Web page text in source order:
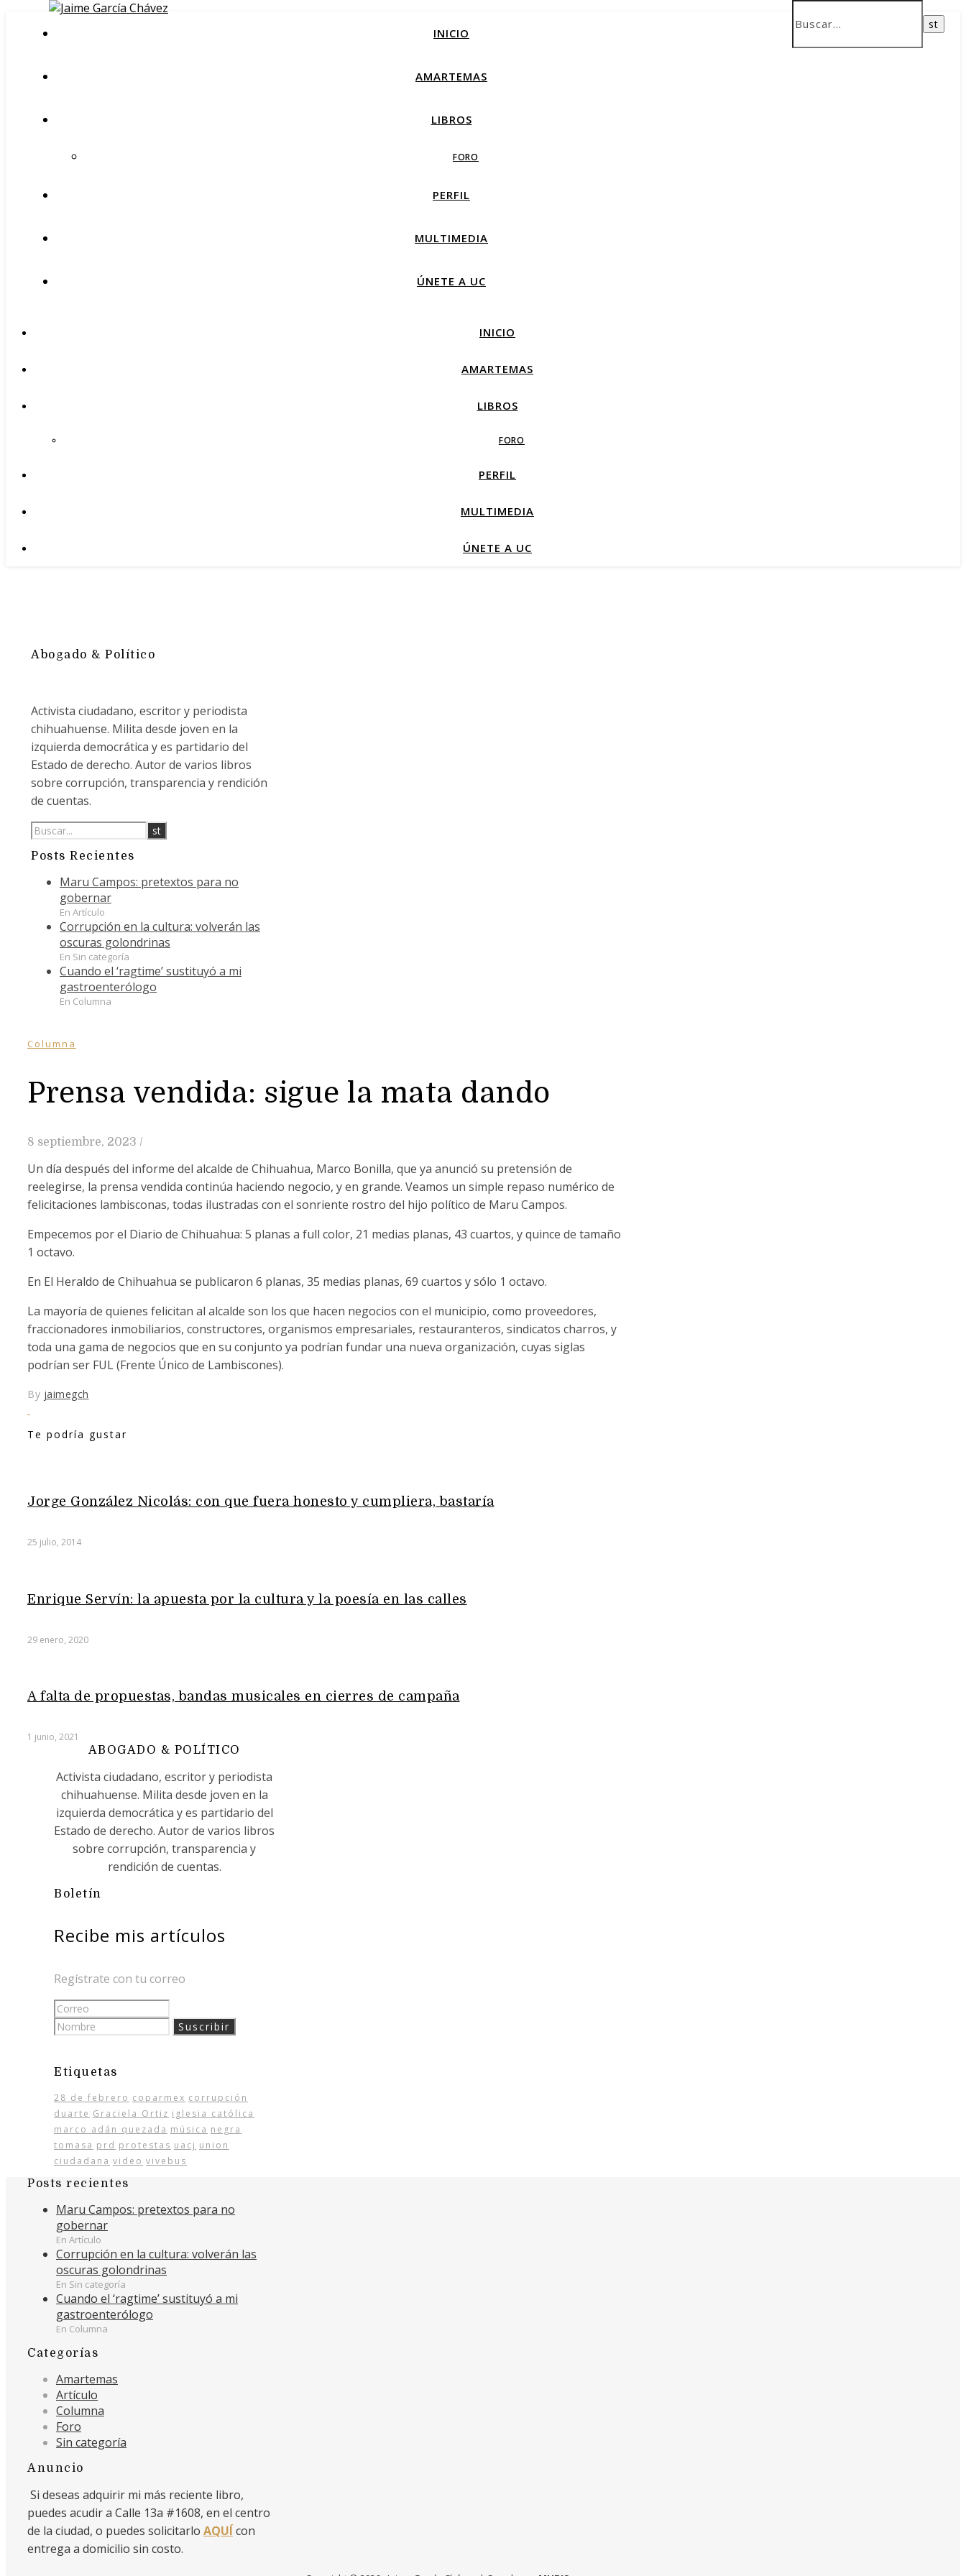
INICIO
AMARTEMAS
LIBROS
FORO
PERFIL
MULTIMEDIA
ÚNETE A UC
INICIO
AMARTEMAS
LIBROS
FORO
PERFIL
MULTIMEDIA
ÚNETE A UC
Abogado & Político
Activista ciudadano, escritor y periodista
chihuahuense. Milita desde joven en la
izquierda democrática y es partidario del
Estado de derecho. Autor de varios libros
sobre corrupción, transparencia y rendición
de cuentas.
Posts Recientes
Maru Campos: pretextos para no
gobernar
En Artículo
Corrupción en la cultura: volverán las
oscuras golondrinas
En Sin categoría
Cuando el ‘ragtime’ sustituyó a mi
gastroenterólogo
En Columna
Columna
Prensa vendida: sigue la mata dando
8 septiembre, 2023 /
Un día después del informe del alcalde de Chihuahua, Marco Bonilla, que ya anunció su pretensión de
reelegirse, la prensa vendida continúa haciendo negocio, y en grande. Veamos un simple repaso numérico de
felicitaciones lambisconas, todas ilustradas con el sonriente rostro del hijo político de Maru Campos.
Empecemos por el Diario de Chihuahua: 5 planas a full color, 21 medias planas, 43 cuartos, y quince de tamaño
1 octavo.
En El Heraldo de Chihuahua se publicaron 6 planas, 35 medias planas, 69 cuartos y sólo 1 octavo.
La mayoría de quienes felicitan al alcalde son los que hacen negocios con el municipio, como proveedores,
fraccionadores inmobiliarios, constructores, organismos empresariales, restauranteros, sindicatos charros, y
toda una gama de negocios que en su conjunto ya podrían fundar una nueva organización, cuyas siglas
podrían ser FUL (Frente Único de Lambiscones).
By jaimegch
Te podría gustar
Jorge González Nicolás: con que fuera honesto y cumpliera, bastaría
25 julio, 2014
Enrique Servín: la apuesta por la cultura y la poesía en las calles
29 enero, 2020
A falta de propuestas, bandas musicales en cierres de campaña
1 junio, 2021
ABOGADO & POLÍTICO
Activista ciudadano, escritor y periodista
chihuahuense. Milita desde joven en la
izquierda democrática y es partidario del
Estado de derecho. Autor de varios libros
sobre corrupción, transparencia y
rendición de cuentas.
Boletín
Recibe mis artículos
Regístrate con tu correo
Etiquetas
28 de febrero coparmex corrupción
duarte Graciela Ortiz iglesia católica
marco adán quezada música negra
tomasa prd protestas uacj union
ciudadana video vivebus
Posts recientes
Maru Campos: pretextos para no
gobernar
En Artículo
Corrupción en la cultura: volverán las
oscuras golondrinas
En Sin categoría
Cuando el ‘ragtime’ sustituyó a mi
gastroenterólogo
En Columna
Categorías
Amartemas
Artículo
Columna
Foro
Sin categoría
Anuncio
Si deseas adquirir mi más reciente libro,
puedes acudir a Calle 13a #1608, en el centro
de la ciudad, o puedes solicitarlo AQUÍcon
entrega a domicilio sin costo.